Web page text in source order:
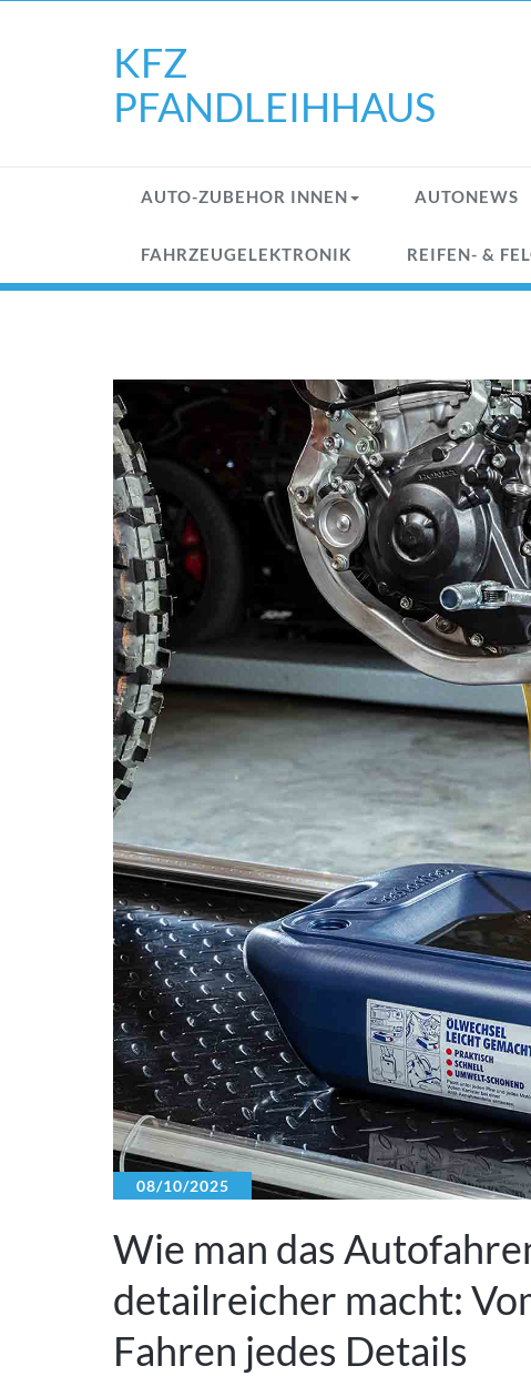
KFZ
PFANDLEIHHAUS
AUTO-ZUBEHOR INNEN AUTONEWS
FAHRZEUGELEKTRONIK REIFEN- &
08/10/2025
Wie man das
detailreicher macht:
Fahren jedes Details